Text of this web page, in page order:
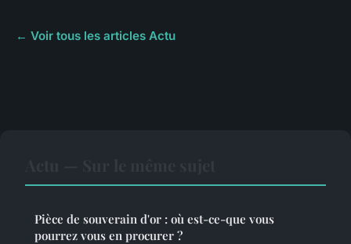
← Voir tous les articles Actu
Pièce de souverain d'or : où est-ce-que vous
pourrez vous en procurer ?